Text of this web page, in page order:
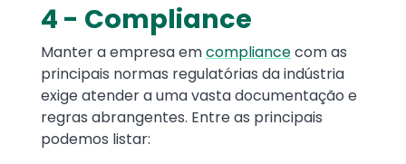
4 - Compliance
Manter a empresa emcompliancecom as
principais normas regulatórias da indústria
exige atender a uma vasta documentação e
regras abrangentes. Entre as principais
podemos listar: